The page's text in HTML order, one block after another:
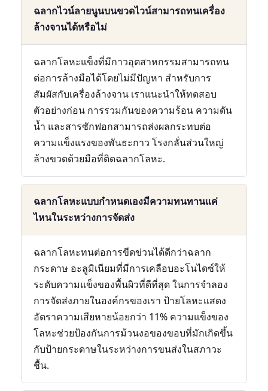
ฉลากไวน์ลายนูนบนขวดไวน์สามารถทนเครื่อง
ล้างจานได้หรือไม่
ฉลากโลหะแข็งที่มีกาวอุตสาหกรรมสามารถทน
ต่อการล้างมือได้โดยไม่มีปัญหา สำหรับการ
สัมผัสกับเครื่องล้างจาน เราแนะนำให้ทดสอบ
ตัวอย่างก่อน การรวมกันของความร้อน ความดัน
น้ำ และสารซักฟอกสามารถส่งผลกระทบต่อ
ความแข็งแรงของพันธะกาว โรงกลั่นส่วนใหญ่
ล้างขวดด้วยมือที่ติดฉลากโลหะ.
ฉลากโลหะแบบกำหนดเองมีความทนทานแค่
ไหนในระหว่างการจัดส่ง
ฉลากโลหะทนต่อการขีดข่วนได้ดีกว่าฉลาก
กระดาษ อะลูมิเนียมที่มีการเคลือบอะโนไดซ์ให้
ระดับความแข็งของพื้นผิวที่ดีที่สุด ในการจำลอง
การจัดส่งภายในองค์กรของเรา ป้ายโลหะแสดง
อัตราความเสียหายน้อยกว่า 11% ความแข็งของ
โลหะช่วยป้องกันการม้วนงอของขอบที่มักเกิดขึ้น
กับป้ายกระดาษในระหว่างการขนส่งในสภาวะ
ชื้น.